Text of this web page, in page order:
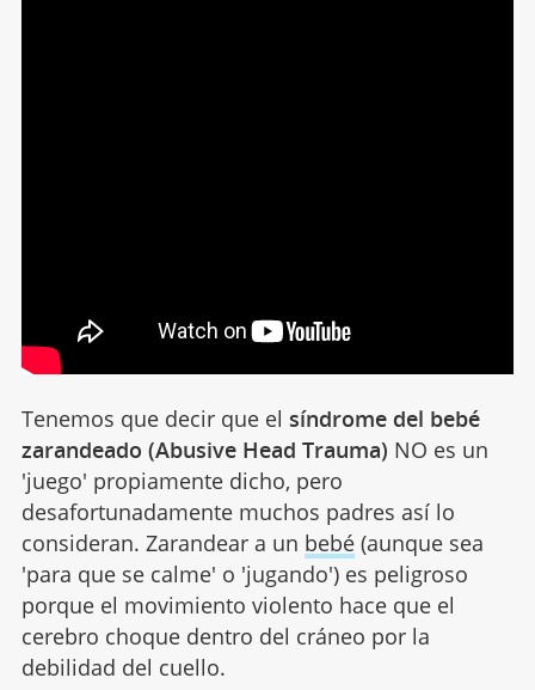
Tenemos que decir que el síndrome del bebé
zarandeado (Abusive Head Trauma) NO es un
'juego' propiamente dicho, pero
desafortunadamente muchos padres así lo
consideran. Zarandear a un bebé(aunque sea
'para que se calme' o 'jugando') es peligroso
porque el movimiento violento hace que el
cerebro choque dentro del cráneo por la
debilidad del cuello.